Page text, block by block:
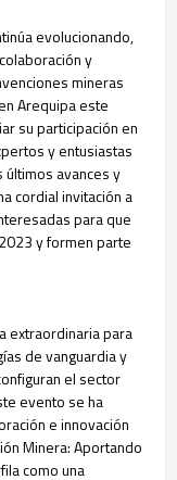
evolucionando,
y
mineras
Arequipa este
su participación en
y entusiastas
avances y
cordial invitación a
para que
y formen parte
extraordinaria para
de vanguardia y
el sector
evento se ha
e innovación
Minera: Aportando
como una